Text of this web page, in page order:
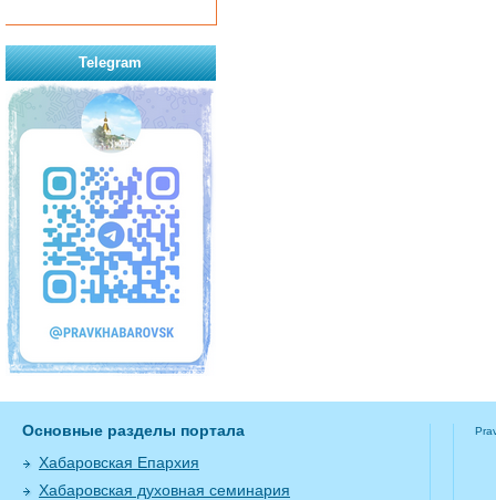
Telegram
Основные разделы портала
Хабаровская Епархия
Хабаровская духовная семинария